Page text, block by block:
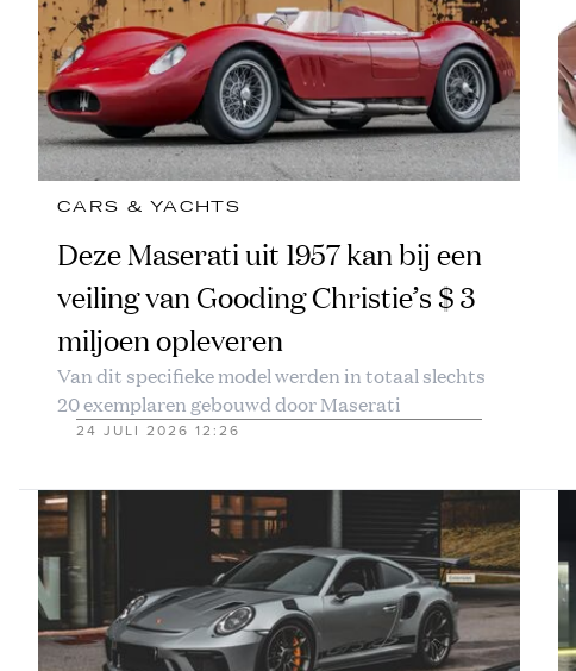
CARS & YACHTS
Deze Maserati uit 1957 kan bij een
veiling van Gooding Christie’s $ 3
miljoen opleveren
Van dit specifieke model werden in totaal slechts
20 exemplaren gebouwd door Maserati
24 JULI 2026 12:26